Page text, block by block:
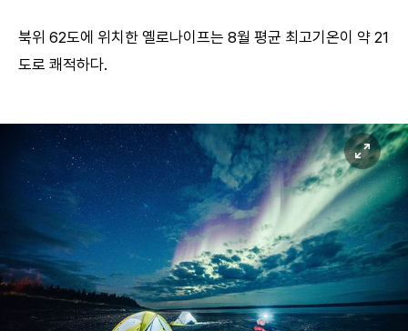
북위 62도에 위치한 옐로나이프는 8월 평균 최고기온이 약 21
도로 쾌적하다.